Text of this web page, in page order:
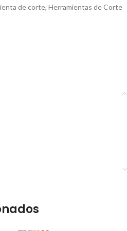
de corte, Herramientas de Corte